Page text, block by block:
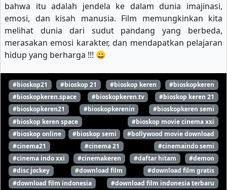
bahwa itu adalah jendela ke dalam dunia imajinasi,
emosi, dan kisah manusia. Film memungkinkan kita
melihat dunia dari sudut pandang yang berbeda,
merasakan emosi karakter, dan mendapatkan pelajaran
hidup yang berharga !!! 😀
#bioskop21 #bioskop 21 #bioskop keren
#bioskopkeren
#bioskopkeren.space
#bioskopkeren.tv
#bioskop keren 21
#bioskopkeren21
#bioskopkerenin
#bioskopkeren semi
#bioskop keren space
#bioskop movie cinema xxi
#bioskop online
#bioskop semi
#bollywood movie download
#cinema21
#cinema 21
#cinemaindo semi
#cinema indo xxi
#cinemakeren #daftar hitam
#demon
#disc jockey
#download film
#download film gratis
#download film indonesia
#download film indonesia terbaru